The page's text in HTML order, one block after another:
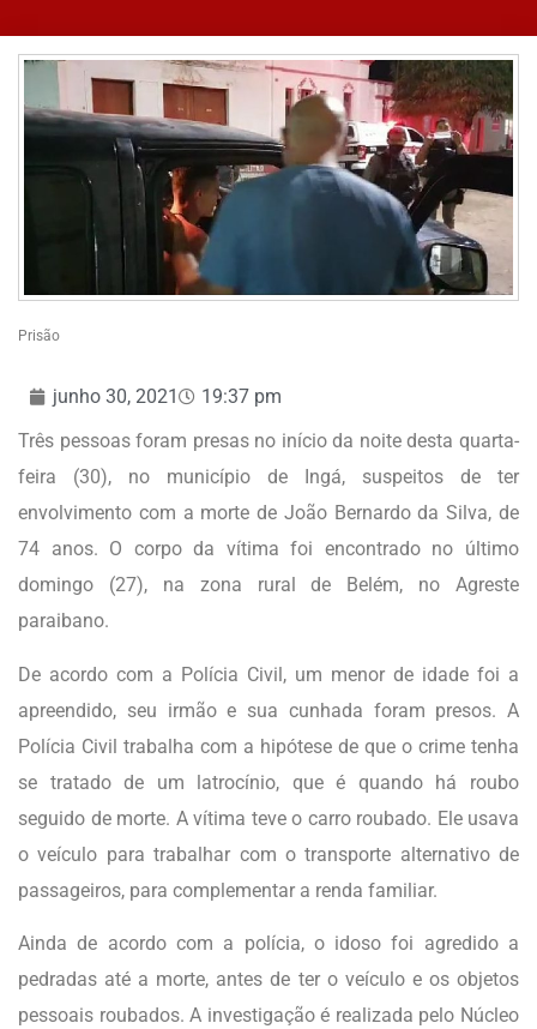
Prisão
junho 30, 2021
19:37 pm
Três pessoas foram presas no início da noite desta quarta-
feira (30), no município de Ingá, suspeitos de ter
envolvimento com a morte de João Bernardo da Silva, de
74 anos. O corpo da vítima foi encontrado no último
domingo (27), na zona rural de Belém, no Agreste
paraibano.
De acordo com a Polícia Civil, um menor de idade foi a
apreendido, seu irmão e sua cunhada foram presos. A
Polícia Civil trabalha com a hipótese de que o crime tenha
se tratado de um latrocínio, que é quando há roubo
seguido de morte. A vítima teve o carro roubado. Ele usava
o veículo para trabalhar com o transporte alternativo de
passageiros, para complementar a renda familiar.
Ainda de acordo com a polícia, o idoso foi agredido a
pedradas até a morte, antes de ter o veículo e os objetos
pessoais roubados. A investigação é realizada pelo Núcleo